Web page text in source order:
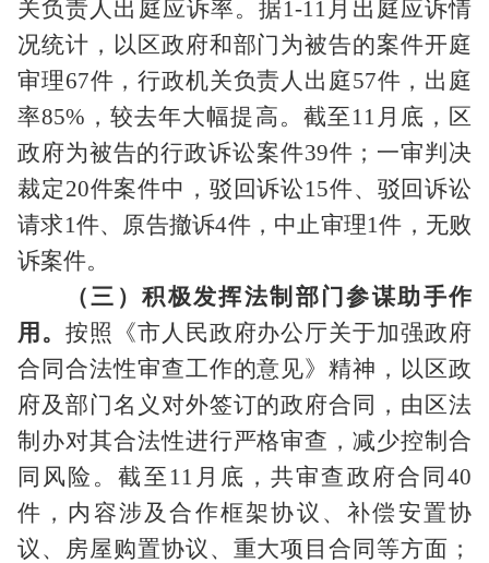
关负责人出庭应诉率。据1-11 月出庭应诉情
况统计，以区政府和部门为被告的案件开庭
审理67件，行政机关负责人出庭57件，出庭
率85% ，较去年大幅提高。截至11 月底，区
政府为被告的行政诉讼案件39件；一审判决
裁定20件案件中，驳回诉讼15件、驳回诉讼
请求1件、原告撤诉4件，中止审理1件，无败
诉案件。
（三）积极发挥法制部门参谋助手作
用。 按照《市人民政府办公厅关于加强政府
合同合法性审查工作的意见》精神，以区政
府及部门名义对外签订的政府合同，由区法
制办对其合法性进行严格审查，减少控制合
同风险。截至 11 月底，共审查政府合同40
件，内容涉及合作框架协议、补偿安置协
议、房屋购置协议、重大项目合同等方面；